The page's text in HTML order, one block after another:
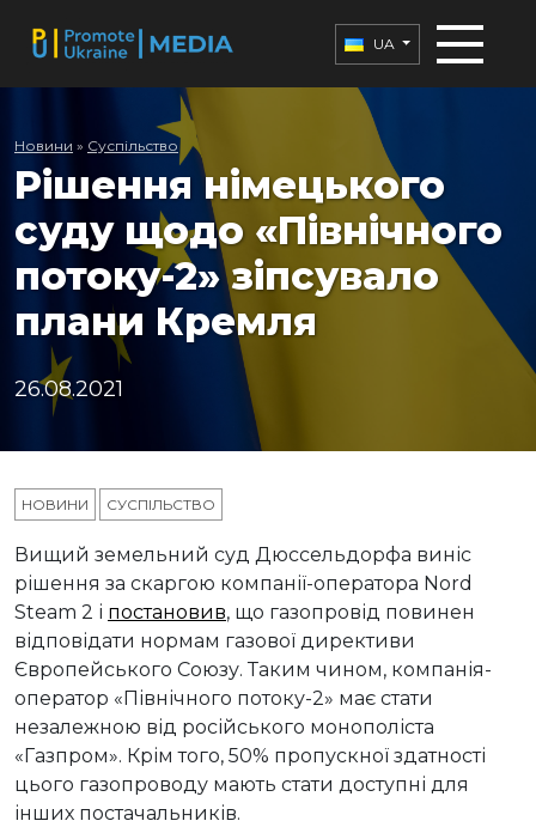
UA
Новини » Суспільство
Рішення німецького
суду щодо «Північного
потоку-2» зіпсувало
плани Кремля
26.08.2021
НОВИНИ СУСПІЛЬСТВО
Вищий земельний суд Дюссельдорфа виніс
рішення за скаргою компанії-оператора Nord
Steam 2 і постановив, що газопровід повинен
відповідати нормам газової директиви
Європейського Союзу. Таким чином, компанія-
оператор «Північного потоку-2» має стати
незалежною від російського монополіста
«Газпром». Крім того, 50% пропускної здатності
цього газопроводу мають стати доступні для
інших постачальників.